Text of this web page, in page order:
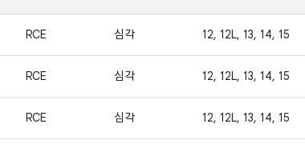
RCE 심각 12, 12L, 13, 14, 15
RCE 심각 12, 12L, 13, 14, 15
RCE 심각 12, 12L, 13, 14, 15